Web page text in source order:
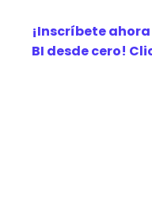
¡Inscríbete
BI desde cero!